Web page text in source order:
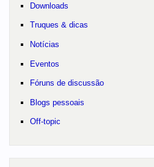
Downloads
Truques & dicas
Notícias
Eventos
Fóruns de discussão
Blogs pessoais
Off-topic